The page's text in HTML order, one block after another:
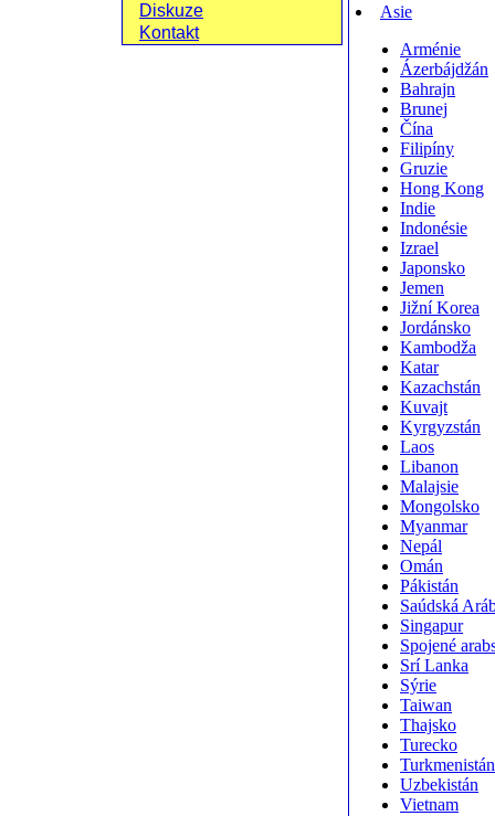
Diskuze
Kontakt
Asie
Arménie
Ázerbájdžán
Bahrajn
Brunej
Čína
Filipíny
Gruzie
Hong Kong
Indie
Indonésie
Izrael
Japonsko
Jemen
Jižní Korea
Jordánsko
Kambodža
Katar
Kazachstán
Kuvajt
Kyrgyzstán
Laos
Libanon
Malajsie
Mongolsko
Myanmar
Nepál
Omán
Pákistán
Saúdská
Singapur
Spojené
Srí Lanka
Sýrie
Taiwan
Thajsko
Turecko
Turkmenistán
Uzbekistán
Vietnam